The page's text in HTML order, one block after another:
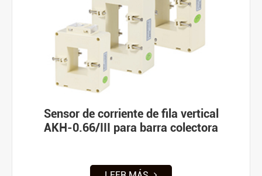
Sensor de corriente de fila vertical
AKH-0.66/III para barra colectora